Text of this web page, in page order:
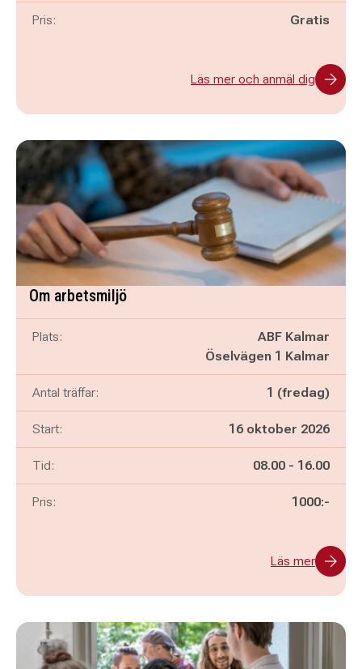
Pris: Gratis
Läs mer och anmäl dig
Om arbetsmiljö
Plats:
ABF Kalmar
Öselvägen 1 Kalmar
Antal träffar: 1 (fredag)
Start: 16 oktober 2026
Tid: Pågår mellan
08.00 - och
16.00
Pris: 1000:-
Läs mer